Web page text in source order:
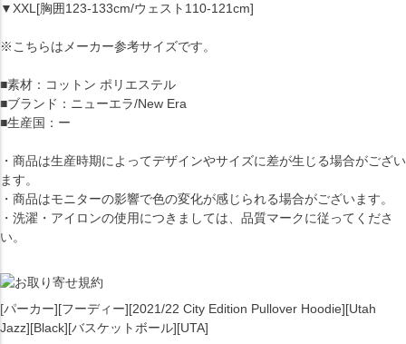
▼XXL[胸囲123-133cm/ウェスト110-121cm]
※こちらはメーカー参考サイズです。
■素材：コットン ポリエステル
■ブランド：ニューエラ/New Era
■生産国：ー
・商品は生産時期によってデザインやサイズに差が生じる場合がござい
ます。
・商品はモニターの影響で色の変化が感じられる場合がございます。
・洗濯・アイロンの使用につきましては、品質マークに従ってくださ
い。
[パーカー][フーディー][2021/22 City Edition Pullover Hoodie][Utah
Jazz][Black][バスケットボール][UTA]